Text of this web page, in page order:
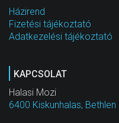
Házirend
Fizetési tájékoztató
Adatkezelési tájékoztató
KAPCSOLAT
Halasi Mozi
6400 Kiskunhalas,